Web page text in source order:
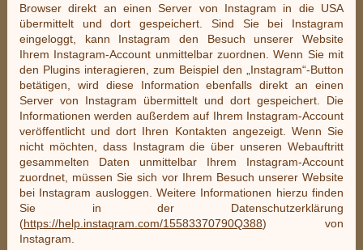
Browser direkt an einen Server von Instagram in die USA
übermittelt und dort gespeichert. Sind Sie bei Instagram
eingeloggt, kann Instagram den Besuch unserer Website
Ihrem Instagram-Account unmittelbar zuordnen. Wenn Sie mit
den Plugins interagieren, zum Beispiel den „Instagram“-Button
betätigen, wird diese Information ebenfalls direkt an einen
Server von Instagram übermittelt und dort gespeichert. Die
Informationen werden außerdem auf Ihrem Instagram-Account
veröffentlicht und dort Ihren Kontakten angezeigt. Wenn Sie
nicht möchten, dass Instagram die über unseren Webauftritt
gesammelten Daten unmittelbar Ihrem Instagram-Account
zuordnet, müssen Sie sich vor Ihrem Besuch unserer Website
bei Instagram ausloggen. Weitere Informationen hierzu finden
Sie in der Datenschutzerklärung
(https://help.instaqram.com/15583370790Q388) von
Instagram.